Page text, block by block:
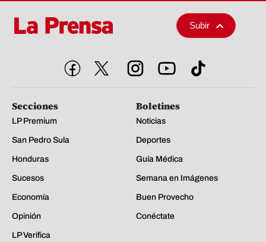
Subir
Secciones
LP Premium
San Pedro Sula
Honduras
Sucesos
Economía
Opinión
LP Verifica
Boletines
Noticias
Deportes
Guía Médica
Semana en Imágenes
Buen Provecho
Conéctate